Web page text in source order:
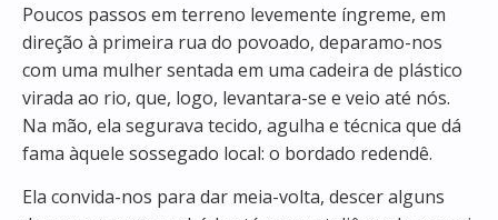
Poucos passos em terreno levemente íngreme, em
direção à primeira rua do povoado, deparamo-nos
com uma mulher sentada em uma cadeira de plástico
virada ao rio, que, logo, levantara-se e veio até nós.
Na mão, ela segurava tecido, agulha e técnica que dá
fama àquele sossegado local: o bordado redendê.
Ela convida-nos para dar meia-volta, descer alguns